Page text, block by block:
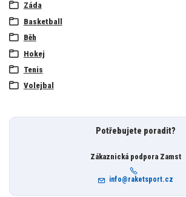
Záda
Basketball
Běh
Hokej
Tenis
Volejbal
Potřebujete poradit?
Zákaznická podpora Zamst
info@raketsport.cz